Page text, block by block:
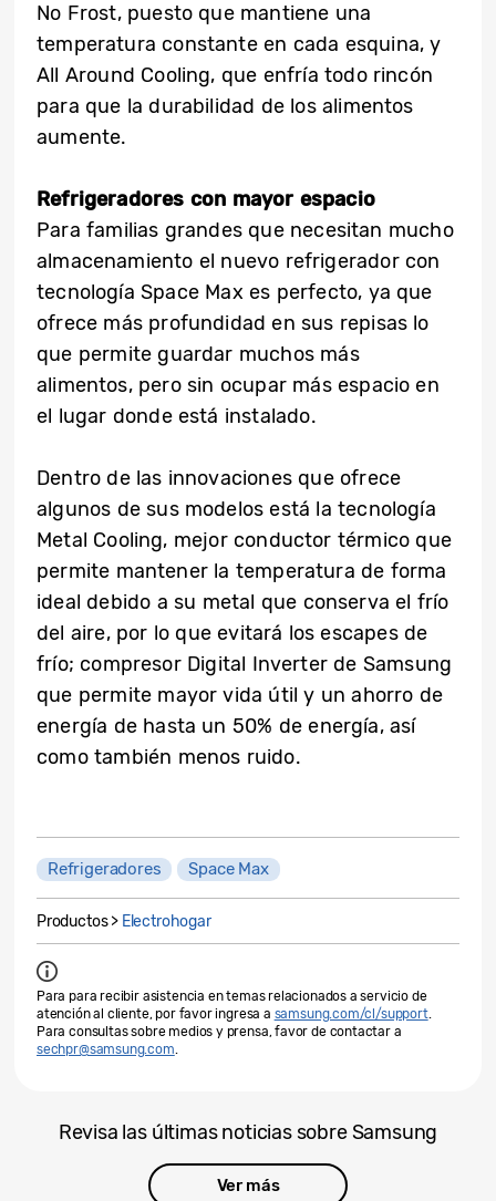
No Frost, puesto que mantiene una
temperatura constante en cada esquina, y
All Around Cooling, que enfría todo rincón
para que la durabilidad de los alimentos
aumente.
Refrigeradores con mayor espacio
Para familias grandes que necesitan mucho
almacenamiento el nuevo refrigerador con
tecnología Space Max es perfecto, ya que
ofrece más profundidad en sus repisas lo
que permite guardar muchos más
alimentos, pero sin ocupar más espacio en
el lugar donde está instalado.
Dentro de las innovaciones que ofrece
algunos de sus modelos está la tecnología
Metal Cooling, mejor conductor térmico que
permite mantener la temperatura de forma
ideal debido a su metal que conserva el frío
del aire, por lo que evitará los escapes de
frío; compresor Digital Inverter de Samsung
que permite mayor vida útil y un ahorro de
energía de hasta un 50% de energía, así
como también menos ruido.
Refrigeradores Space Max
Productos > Electrohogar
Para para recibir asistencia en temas relacionados a servicio de
atención al cliente, por favor ingresa a samsung.com/cl/support.
Para consultas sobre medios y prensa, favor de contactar a
sechpr@samsung.com.
Revisa las últimas noticias sobre Samsung
Ver más